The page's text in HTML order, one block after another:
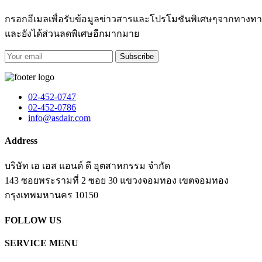
กรอกอีเมลเพื่อรับข้อมูลข่าวสารและโปรโมชันพิเศษๆจากทางทา
และยังได้ส่วนลดพิเศษอีกมากมาย
Subscribe
02-452-0747
02-452-0786
info@asdair.com
Address
บริษัท เอ เอส แอนด์ ดี อุตสาหกรรม จำกัด
143 ซอยพระรามที่ 2 ซอย 30 แขวงจอมทอง เขตจอมทอง
​กรุงเทพมหานคร 10150
FOLLOW US
SERVICE MENU